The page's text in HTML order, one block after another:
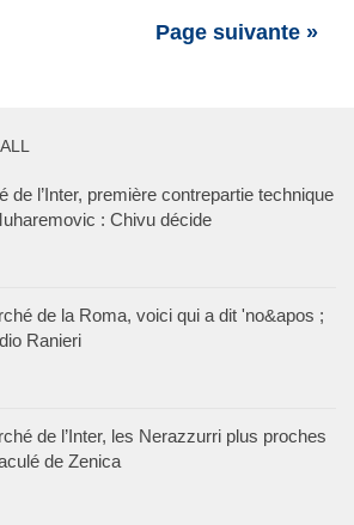
Page suivante »
de l’Inter, première contrepartie technique
: Chivu décide
de la Roma, voici qui a dit 'no&apos ;
Ranieri
de l’Inter, les Nerazzurri plus proches
de Zenica